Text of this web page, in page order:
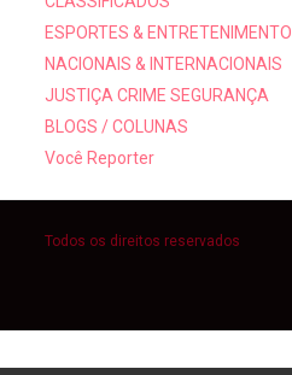
ESPORTES & ENTRETENIMENTO
NACIONAIS & INTERNACIONAIS
JUSTIÇA CRIME SEGURANÇA
BLOGS / COLUNAS
Você Reporter
Todos os direitos reservados